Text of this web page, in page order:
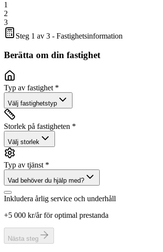
1
2
3
Steg 1 av 3 - Fastighetsinformation
Berätta om din fastighet
Typ av fastighet *
Välj fastighetstyp
Storlek på fastigheten *
Välj storlek
Typ av tjänst *
Vad behöver du hjälp med?
Inkludera årlig service och underhåll
+5 000 kr/år för optimal prestanda
Nästa steg